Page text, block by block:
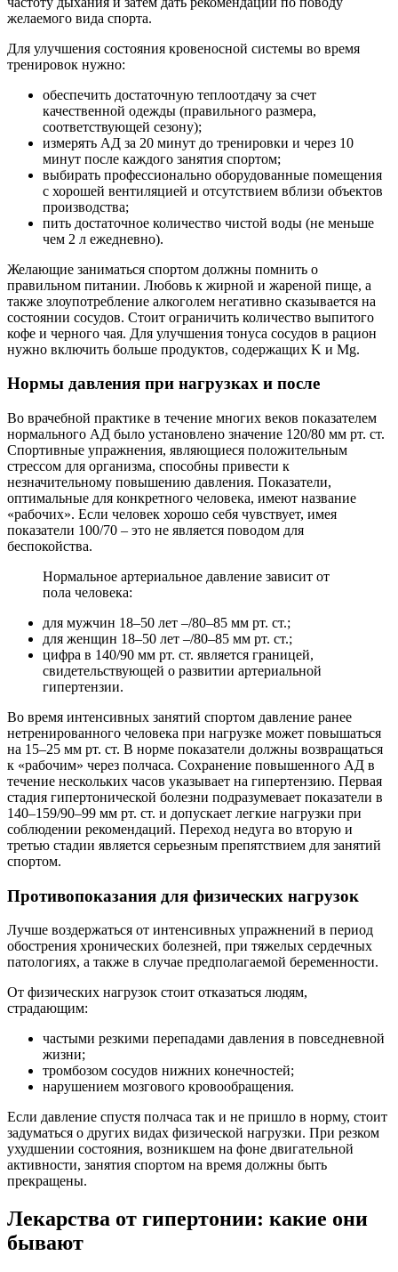
желаемого вида спорта.
Для улучшения состояния кровеносной системы во время
тренировок нужно:
обеспечить достаточную теплоотдачу за счет
качественной одежды (правильного размера,
соответствующей сезону);
измерять АД за 20 минут до тренировки и через 10
минут после каждого занятия спортом;
выбирать профессионально оборудованные помещения
с хорошей вентиляцией и отсутствием вблизи объектов
производства;
пить достаточное количество чистой воды (не меньше
чем 2 л ежедневно).
Желающие заниматься спортом должны помнить о
правильном питании. Любовь к жирной и жареной пище, а
также злоупотребление алкоголем негативно сказывается на
состоянии сосудов. Стоит ограничить количество выпитого
кофе и черного чая. Для улучшения тонуса сосудов в рацион
нужно включить больше продуктов, содержащих K и Mg.
Нормы давления при нагрузках и после
Во врачебной практике в течение многих веков показателем
нормального АД было установлено значение 120/80 мм рт. ст.
Спортивные упражнения, являющиеся положительным
стрессом для организма, способны привести к
незначительному повышению давления. Показатели,
оптимальные для конкретного человека, имеют название
«рабочих». Если человек хорошо себя чувствует, имея
показатели 100/70 – это не является поводом для
беспокойства.
Нормальное артериальное давление зависит от
пола человека:
для мужчин 18–50 лет –/80–85 мм рт. ст.;
для женщин 18–50 лет –/80–85 мм рт. ст.;
цифра в 140/90 мм рт. ст. является границей,
свидетельствующей о развитии артериальной
гипертензии.
Во время интенсивных занятий спортом давление ранее
нетренированного человека при нагрузке может повышаться
на 15–25 мм рт. ст. В норме показатели должны возвращаться
к «рабочим» через полчаса. Сохранение повышенного АД в
течение нескольких часов указывает на гипертензию. Первая
стадия гипертонической болезни подразумевает показатели в
140–159/90–99 мм рт. ст. и допускает легкие нагрузки при
соблюдении рекомендаций. Переход недуга во вторую и
третью стадии является серьезным препятствием для занятий
спортом.
Противопоказания для физических нагрузок
Лучше воздержаться от интенсивных упражнений в период
обострения хронических болезней, при тяжелых сердечных
патологиях, а также в случае предполагаемой беременности.
От физических нагрузок стоит отказаться людям,
страдающим:
частыми резкими перепадами давления в повседневной
жизни;
тромбозом сосудов нижних конечностей;
нарушением мозгового кровообращения.
Если давление спустя полчаса так и не пришло в норму, стоит
задуматься о других видах физической нагрузки. При резком
ухудшении состояния, возникшем на фоне двигательной
активности, занятия спортом на время должны быть
прекращены.
Лекарства от гипертонии: какие они
бывают